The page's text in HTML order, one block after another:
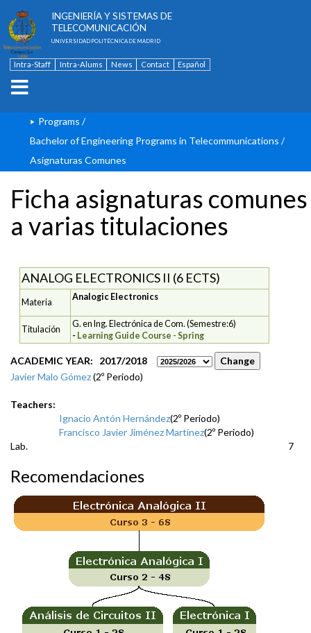
INGENIERÍA Y SISTEMAS DE
TELECOMUNICACIÓN
UNIVERSIDAD POLITÉCNICA DE MADRID
Intra-Staff Intra-Alums News Contact Español
Programs /
Bachelor of Engineering Programs in Telecommunications /
Asignaturas Comunes
Ficha asignaturas comunes
a varias titulaciones
ANALOG ELECTRONICS II (6 ECTS)
Materia
Analogic Electronics
Titulación
G. en Ing. Electrónica de Com. (Semestre:6)
- Learning Guide Course - Spring
ACADEMIC YEAR: 2017/2018
Javier Malo Gómez(2º Periodo)
Teachers:
Ignacio Antón Hernández(2º Periodo)
Francisco Javier Jiménez Martínez(2º Periodo)
Lab.
7
Recomendaciones